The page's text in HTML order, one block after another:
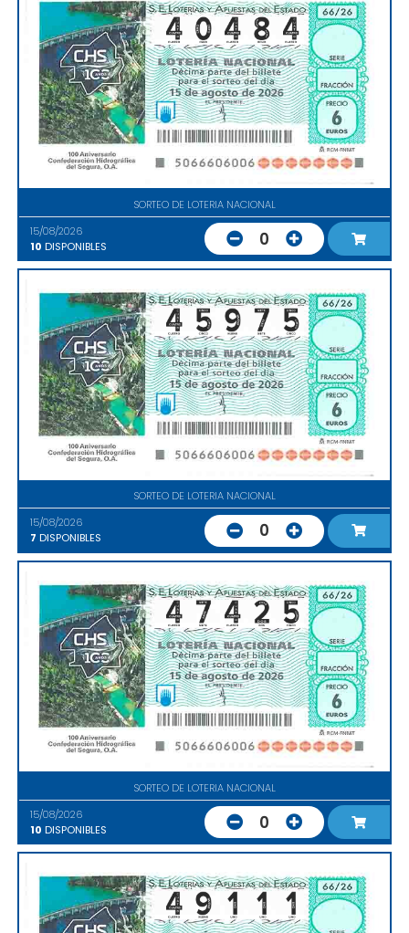
SORTEO DE LOTERIA NACIONAL
15/08/2026
10 DISPONIBLES 0
SORTEO DE LOTERIA NACIONAL
15/08/2026
7 DISPONIBLES 0
SORTEO DE LOTERIA NACIONAL
15/08/2026
10 DISPONIBLES 0